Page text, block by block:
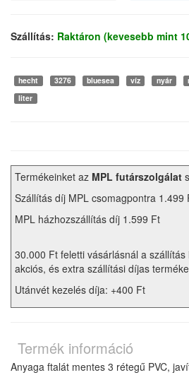
Szállítás: Raktáron (kevesebb mint
hecht 3276 bluesea víz nyár
liter
Termékeinket az MPL futárszolgálat
Szállítás díj MPL csomagpontra 1.499
MPL házhozszállítás díj 1.599 Ft
30.000 Ft feletti vásárlásnál a
akciós, és extra szállítási díjas
Utánvét kezelés díja: +400 Ft
Termék információ
Anyaga ftalát mentes 3 rétegű PVC,